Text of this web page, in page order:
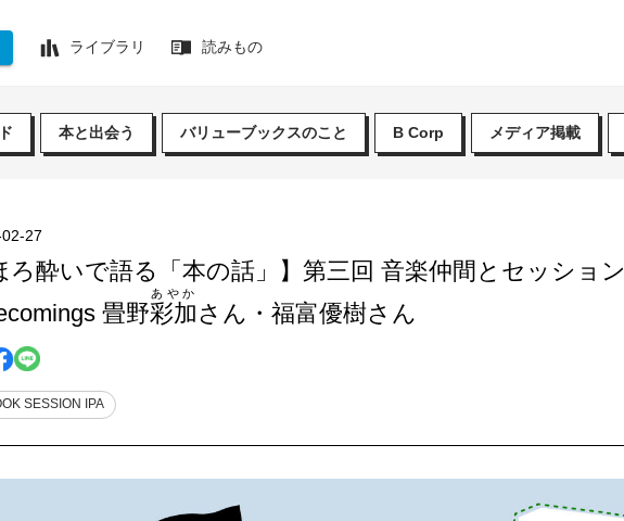
ライブラリ 読みもの
本と出会う バリューブックスのこと B Corp メディア掲載
27
ろ酔いで語る「本の話」】第三回 音楽仲間とセッション ゲスト：H
畳野彩加
あやか
さん・福富優樹さん
SESSION IPA